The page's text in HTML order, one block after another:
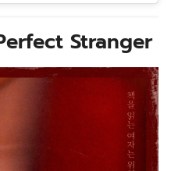
Stranger